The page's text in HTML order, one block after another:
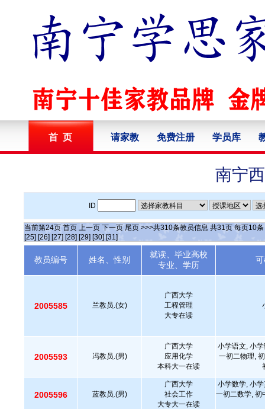
首 页 请家教 免费注册 学员库
南宁
ID
当前第24页 首页 上一页 下一页 尾页 >>>共310条教员信息 共31页 每页10条
[25] [26] [27] [28] [29] [30] [31]
教员编号 姓名、性别
就读、毕业高校
专业、学历
2005585 兰教员.(女)
广西大学
工程管理
大专在读
2005593 冯教员.(男)
广西大学
应用化学
本科大一在读
小学语文, 小
一初二物理,
2005596 蓝教员.(男)
广西大学
社会工作
大专大一在读
小学数学, 小
一初二数学, 初